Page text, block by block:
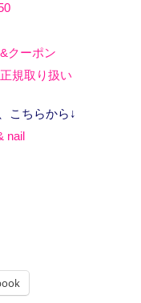
クーポン
規取り扱い
こちらから↓
nail